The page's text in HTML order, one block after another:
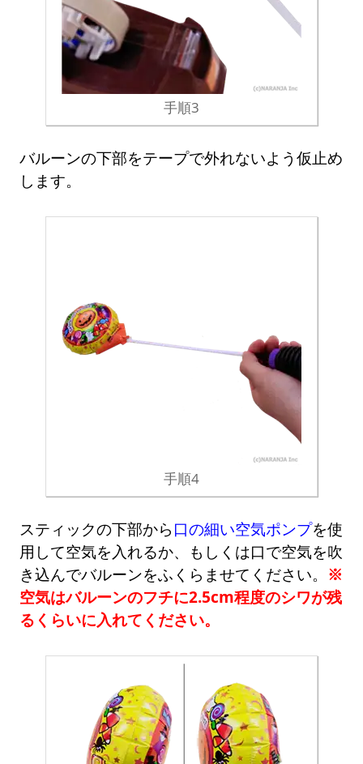
手順3
バルーンの下部をテープで外れないよう仮止め
します。
手順4
スティックの下部から 口の細い空気ポンプを使
用して空気を入れるか、もしくは口で空気を吹
き込んでバルーンをふくらませてください。 ※
空気はバルーンのフチに2.5cm程度のシワが残
るくらいに入れてください。